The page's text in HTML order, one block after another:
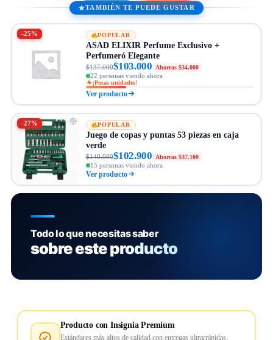
TAMBIÉN TE PUEDE GUSTAR
-25% POPULAR
ASAD ELIXIR Perfume Exclusivo +
Perfumeró Elegante
$137.000$103.000 Ahorras $34.000
22 personas viendo ahora
¡Pocas unidades!
Ver producto
-27% POPULAR
Juego de copas y puntas 53 piezas en caja
verde
$140.000$102.900 Ahorras $37.100
15 personas viendo ahora
Ver producto
Todo lo que necesitas saber
sobre este producto
Producto con Insignia Premium
Estándares más altos de calidad con entregas ultrarrápidas.